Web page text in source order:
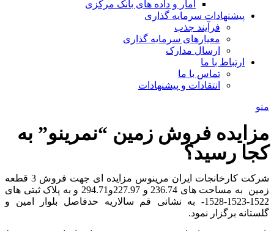
آمار و داده های بانک مرکزی
پیشنهادات سرمایه گذاری
فرآیند جذب
معیارهای سرمایه گذاری
ارسال مدارک
ارتباط با ما
تماس با ما
انتقادات و پیشنهادات
منو
مزایده فروش زمین “نمرینو” به
کجا رسید؟
شرکت کارخانجات ایران مرینوس مزایده ای جهت فروش 3 قطعه
زمین به مساحت های 236.74 و 227.97و294.71 و به پلاک ثبتی های
1522-1523-1528- به نشانی قم سالاریه حدفاصل بلوار امین و
گلستانه برگزار نمود.